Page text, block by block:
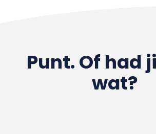
Punt. Of had
wat?